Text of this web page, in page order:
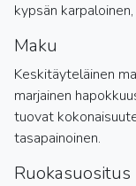
kypsän
Maku
Keskitäyteläinen
marjainen
tuovat
tasapainoinen.
Ruokasuositus